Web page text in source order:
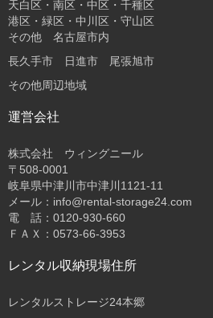
天白区・南区・中区・千種区
港区・緑区・中川区・守山区
その他 名古屋市内
長久手市 日進市 尾張旭市
その他周辺地域
運営会社
株式会社 ウィングニール
〒508-0001
岐阜県中津川市中津川1121-11
メール：info@rental-storage24.com
電 話：0120-930-660
ＦＡＸ：0573-66-3953
レンタル収納現場住所
レンタルストレージ24本郷